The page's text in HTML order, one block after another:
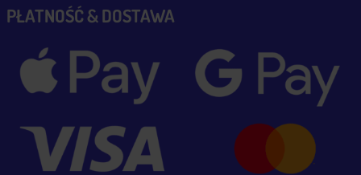
PŁATNOŚĆ & DOSTAWA